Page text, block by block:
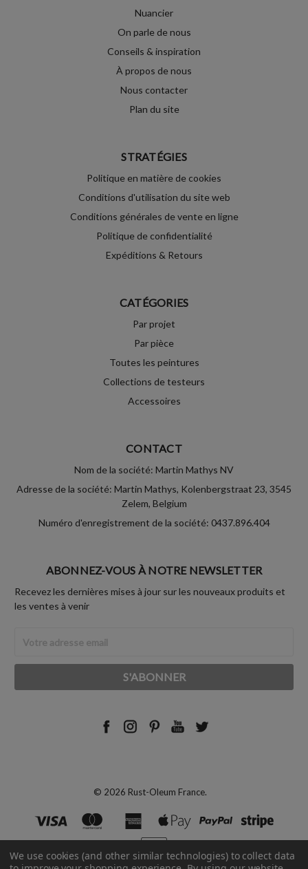
Nuancier
On parle de nous
Conseils & inspiration
À propos de nous
Nous contacter
Plan du site
STRATÉGIES
Politique en matière de cookies
Conditions d'utilisation du site web
Conditions générales de vente en ligne
Politique de confidentialité
Expéditions & Retours
CATÉGORIES
Par projet
Par pièce
Toutes les peintures
Collections de testeurs
Accessoires
CONTACT
Nom de la société: Martin Mathys NV
Adresse de la société: Martin Mathys, Kolenbergstraat 23, 3545
Zelem, Belgium
Numéro d'enregistrement de la société: 0437.896.404
ABONNEZ-VOUS À NOTRE NEWSLETTER
Recevez les dernières mises à jour sur les nouveaux produits et
les ventes à venir
Email
© 2026 Rust-Oleum France.
We use cookies (and other similar technologies) to collect data